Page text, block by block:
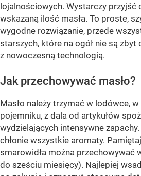
lojalnościowych. Wystarczy przyjść
wskazaną ilość masła. To proste,
wygodne rozwiązanie, przede
starszych, które na ogół nie są zbyt
z nowoczesną technologią.
Jak przechowywać masło?
Masło należy trzymać w lodówce,
pojemniku, z dala od artykułów
wydzielających intensywne
chłonie wszystkie aromaty.
smarowidła można przechowywać
do sześciu miesięcy). Najlepiej